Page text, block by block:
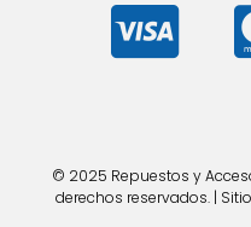
© 2025 Repuestos y
derechos reservados. |